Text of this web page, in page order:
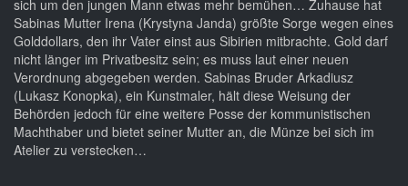
sich um den jungen Mann etwas mehr bemühen… Zuhause hat
Sabinas Mutter Irena (Krystyna Janda) größte Sorge wegen eines
Golddollars, den ihr Vater einst aus Sibirien mitbrachte. Gold darf
nicht länger im Privatbesitz sein; es muss laut einer neuen
Verordnung abgegeben werden. Sabinas Bruder Arkadiusz
(Lukasz Konopka), ein Kunstmaler, hält diese Weisung der
Behörden jedoch für eine weitere Posse der kommunistischen
Machthaber und bietet seiner Mutter an, die Münze bei sich im
Atelier zu verstecken…